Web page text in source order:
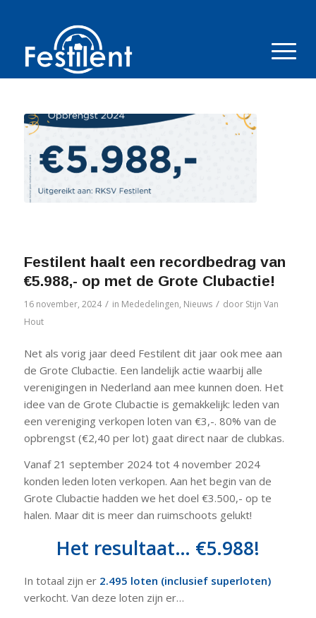
Festilent haalt een recordbedrag van
€5.988,- op met de Grote Clubactie!
16 november, 2024 / in Mededelingen, Nieuws / door Stijn Van
Hout
Net als vorig jaar deed Festilent dit jaar ook mee aan
de Grote Clubactie. Een landelijk actie waarbij alle
verenigingen in Nederland aan mee kunnen doen. Het
idee van de Grote Clubactie is gemakkelijk: leden van
een vereniging verkopen loten van €3,-. 80% van de
opbrengst (€2,40 per lot) gaat direct naar de clubkas.
Vanaf 21 september 2024 tot 4 november 2024
konden leden loten verkopen. Aan het begin van de
Grote Clubactie hadden we het doel €3.500,- op te
halen. Maar dit is meer dan ruimschoots gelukt!
Het resultaat… €5.988!
In totaal zijn er 2.495 loten (inclusief superloten)
verkocht. Van deze loten zijn er…